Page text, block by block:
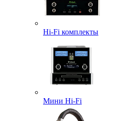
Hi-Fi комплекты
Мини Hi-Fi